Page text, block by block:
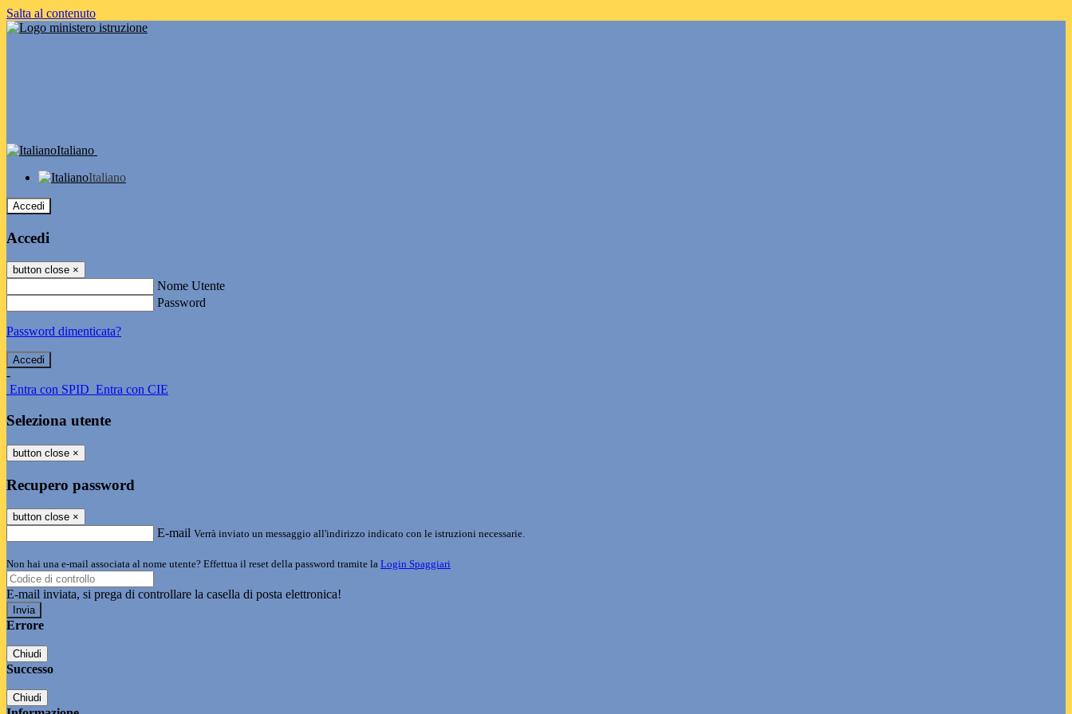
Salta al contenuto
Italiano
Italiano
Accedi
Accedi
button close ×
Nome Utente
Password
Password dimenticata?
-
Entra con SPID Entra con CIE
Seleziona utente
button close ×
Recupero password
button close ×
E-mail Verrà inviato un messaggio all'indirizzo indicato con le istruzioni necessarie.
Non hai una e-mail associata al nome utente? Effettua il reset della password tramite la Login Spaggiari
E-mail inviata, si prega di controllare la casella di posta elettronica!
Errore
Chiudi
Successo
Chiudi